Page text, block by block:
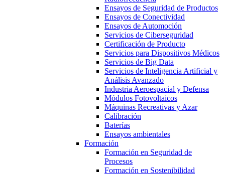
Ensayos de Seguridad de Productos
Ensayos de Conectividad
Ensayos de Automoción
Servicios de Ciberseguridad
Certificación de Producto
Servicios para Dispositivos Médicos
Servicios de Big Data
Servicios de Inteligencia Artificial y
Análisis Avanzado
Industria Aeroespacial y Defensa
Módulos Fotovoltaicos
Máquinas Recreativas y Azar
Calibración
Baterías
Ensayos ambientales
Formación
Formación en Seguridad de
Procesos
Formación en Sostenibilidad